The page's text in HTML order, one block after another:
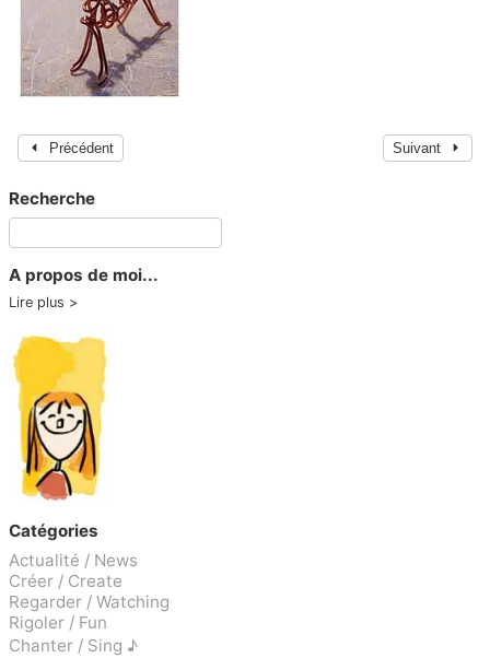
Précédent Suivant
Recherche
A propos de moi...
Lire plus
Catégories
Actualité / News
Créer / Create
Regarder / Watching
Rigoler / Fun
Chanter / Sing ♪